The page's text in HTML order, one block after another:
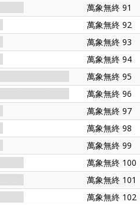
萬象無終 91
萬象無終 92
萬象無終 93
萬象無終 94
萬象無終 95
萬象無終 96
萬象無終 97
萬象無終 98
萬象無終 99
萬象無終 100
萬象無終 101
萬象無終 102